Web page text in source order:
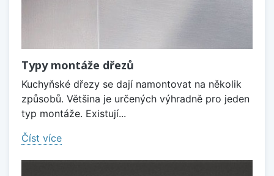
Typy montáže dřezů
Kuchyňské dřezy se dají namontovat na několik
způsobů. Většina je určených výhradně pro jeden
typ montáže. Existují...
Číst více